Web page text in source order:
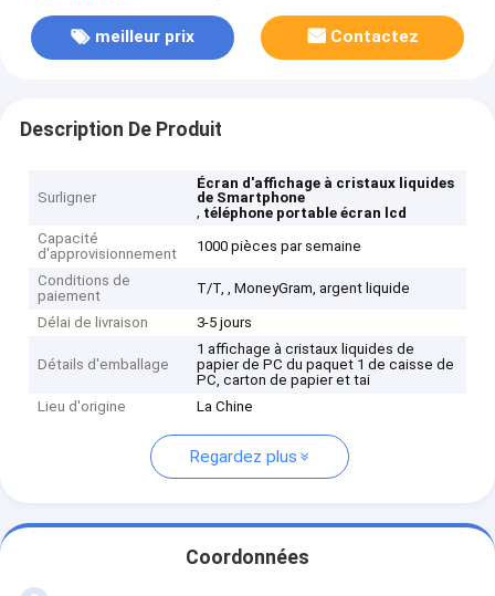
meilleur prix Contactez
Description De Produit
Surligner
Écran d'affichage à cristaux liquides
de Smartphone
, téléphone portable écran lcd
Capacité
d'approvisionnement
1000 pièces par semaine
Conditions de
paiement
T/T, , MoneyGram, argent liquide
Délai de livraison 3-5 jours
Détails d'emballage
1 affichage à cristaux liquides de
papier de PC du paquet 1 de caisse de
PC, carton de papier et tai
Lieu d'origine
La Chine
Regardez plus
Coordonnées